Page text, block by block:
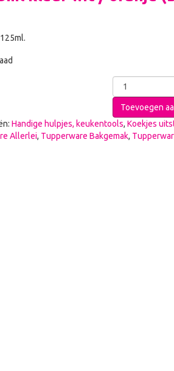
Toevoegen
Handige hulpjes, keukentools, Koekjes
Allerlei, Tupperware Bakgemak,